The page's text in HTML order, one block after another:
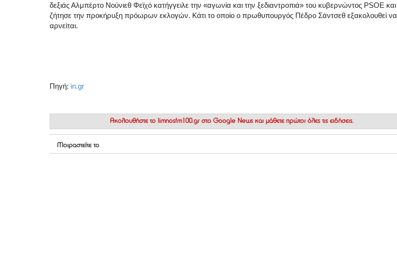
δεξιάς Αλμπέρτο Νούνιεθ Φεϊχό κατήγγειλε την «αγωνία και την ξεδιαντροπιά» του κυβερνώντος PSOE και
ζήτησε την προκήρυξη πρόωρων εκλογών. Κάτι το οποίο ο πρωθυπουργός Πέδρο Σάντσεθ εξακολουθεί να
αρνείται.
Πηγή: in.gr
Ακολουθήστε το limnosfm100.gr στο Google News και μάθετε πρώτοι όλες τις ειδήσεις.
Μοιραστείτε το